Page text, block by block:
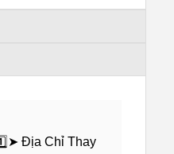
Địa Chỉ Thay